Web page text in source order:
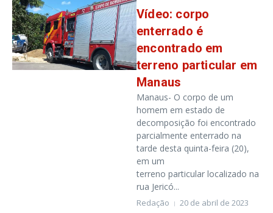
Vídeo: corpo
enterrado é
encontrado em
terreno particular em
Manaus
Manaus- O corpo de um
homem em estado de
decomposição foi encontrado
parcialmente enterrado na
tarde desta quinta-feira (20),
em um
terreno particular localizado na
rua Jericó...
Redação 20 de abril de 2023